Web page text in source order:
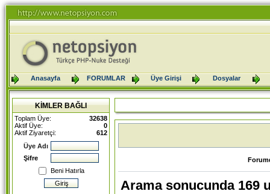
Anasayfa FORUMLAR Üye Girişi Dosyalar
KİMLER BAĞLI
Toplam Üye:
32638
Aktif Üye:
0
Aktif Ziyaretçi:
612
Üye Adı
Şifre
Beni Hatırla
Arama sonucunda 169